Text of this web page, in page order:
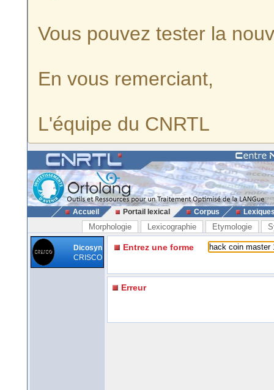
Vous pouvez tester la
En vous remerciant,
L'équipe du CNRTL
Accueil Portail lexical Corpus
Morphologie Lexicographie Etymologie
Dicosyn
CRISCO
Entrez une forme
Erreur